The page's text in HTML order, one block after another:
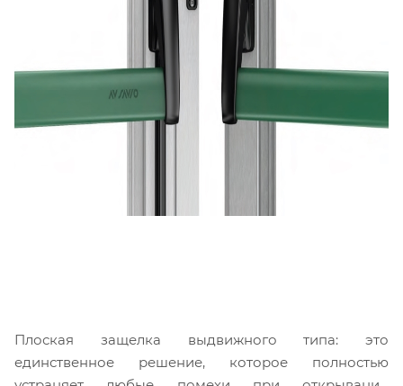
Плоская защелка выдвижного типа: это
единственное решение, которое полностью